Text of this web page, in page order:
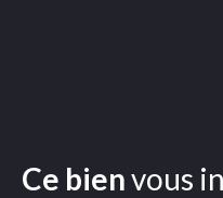
Ce bienvous